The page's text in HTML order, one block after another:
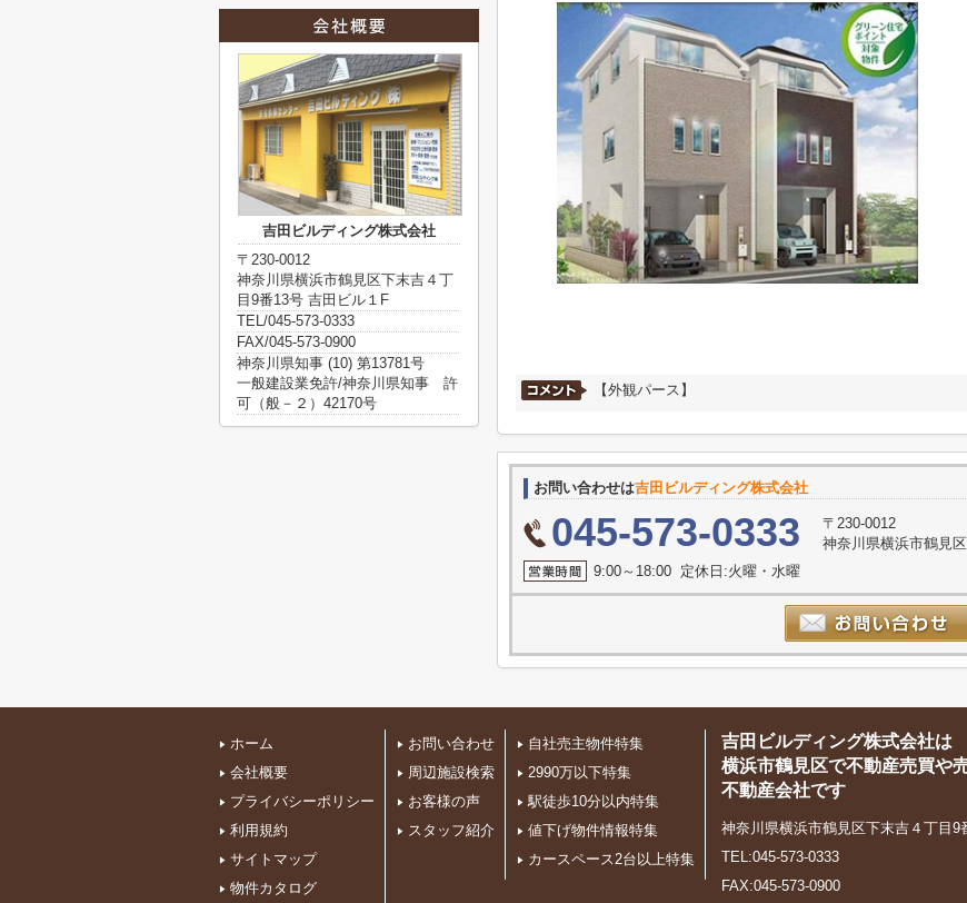
【外観パース】
お問い合わせは吉田ビルディング株式会社
045-573-0333
〒230-0012
神奈川県横浜市鶴見
9:00～18:00 定休日:火曜・水曜
吉田ビルディング株式会社
〒230-0012
神奈川県横浜市鶴見区下末吉４丁
目9番13号 吉田ビル１F
TEL/045-573-0333
FAX/045-573-0900
神奈川県知事 (10) 第13781号
一般建設業免許/神奈川県知事 許
可（般－２）42170号
ホーム
会社概要
プライバシーポリシー
利用規約
サイトマップ
物件カタログ
お問い合わせ
周辺施設検索
お客様の声
スタッフ紹介
自社売主物件特集
2990万以下特集
駅徒歩10分以内特集
値下げ物件情報特集
カースペース2台以上特集
吉田ビルディング株式会社は
横浜市鶴見区で不動産売買や
不動産会社です
神奈川県横浜市鶴見区下末吉４丁目9
TEL:045-573-0333
FAX:045-573-0900